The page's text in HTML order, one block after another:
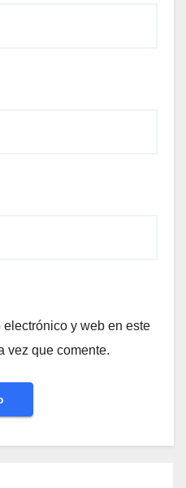
y web en este
vez que comente.